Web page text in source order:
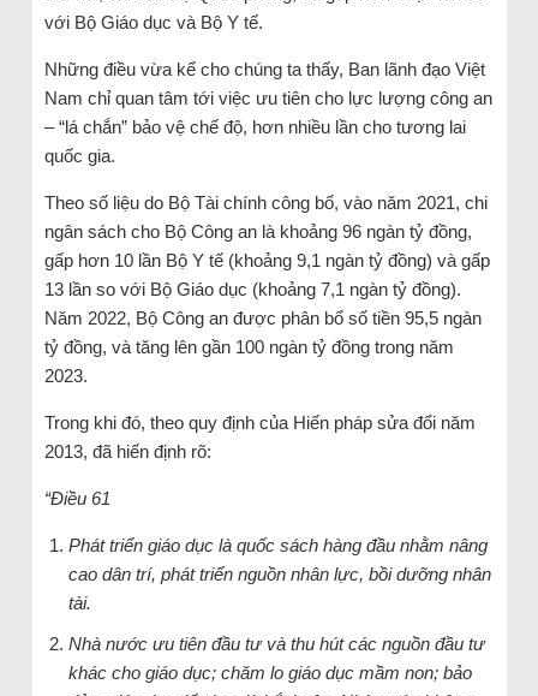
với Bộ Giáo dục và Bộ Y tế.
Những điều vừa kể cho chúng ta thấy, Ban lãnh đạo Việt
Nam chỉ quan tâm tới việc ưu tiên cho lực lượng công an
– “lá chắn” bảo vệ chế độ, hơn nhiều lần cho tương lai
quốc gia.
Theo số liệu do Bộ Tài chính công bố, vào năm 2021, chi
ngân sách cho Bộ Công an là khoảng 96 ngàn tỷ đồng,
gấp hơn 10 lần Bộ Y tế (khoảng 9,1 ngàn tỷ đồng) và gấp
13 lần so với Bộ Giáo dục (khoảng 7,1 ngàn tỷ đồng).
Năm 2022, Bộ Công an được phân bổ số tiền 95,5 ngàn
tỷ đồng, và tăng lên gần 100 ngàn tỷ đồng trong năm
2023.
Trong khi đó, theo quy định của Hiến pháp sửa đổi năm
2013, đã hiến định rõ:
“Điều 61
Phát triển giáo dục là quốc sách hàng đầu nhằm nâng
cao dân trí, phát triển nguồn nhân lực, bồi dưỡng nhân
tài.
Nhà nước ưu tiên đầu tư và thu hút các nguồn đầu tư
khác cho giáo dục; chăm lo giáo dục mầm non; bảo